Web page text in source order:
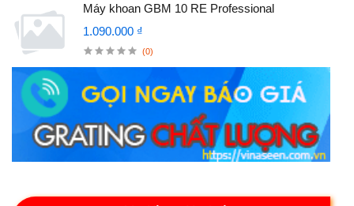
Máy khoan GBM 10 RE Professional
1.090.000 ₫
(0)